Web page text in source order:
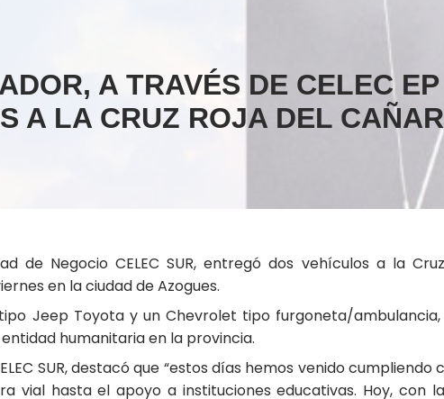
A TRAVÉS DE CELEC
A LA CRUZ ROJA DEL CAÑAR
de Negocio CELEC SUR, entregó dos vehículos a la
en la ciudad de Azogues.
Jeep Toyota y un Chevrolet tipo furgoneta/
humanitaria en la provincia.
SUR, destacó que “estos días hemos venido cumpliendo
vial hasta el apoyo a instituciones educativas. Hoy, con